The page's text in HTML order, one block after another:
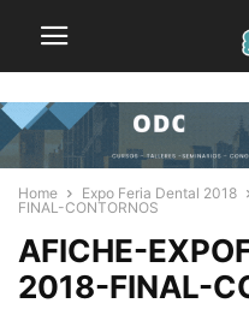
Home Expo Feria Dental 2018
FINAL-CONTORNOS
AFICHE-
2018-FINAL-